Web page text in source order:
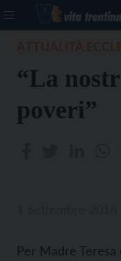
“La
poveri”
Per Madre Teresa